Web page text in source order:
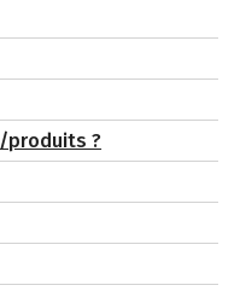
produits ?